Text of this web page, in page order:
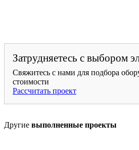
Затрудняетесь с выбором
Свяжитесь с нами для подбора
стоимости
Рассчитать проект
Другие выполненные проекты